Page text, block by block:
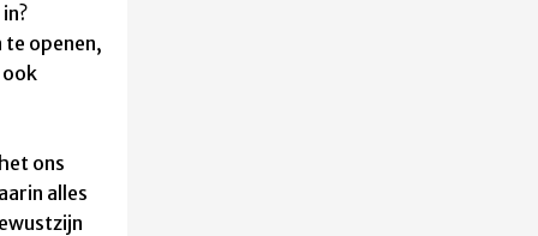
te openen,
ook
ons
alles